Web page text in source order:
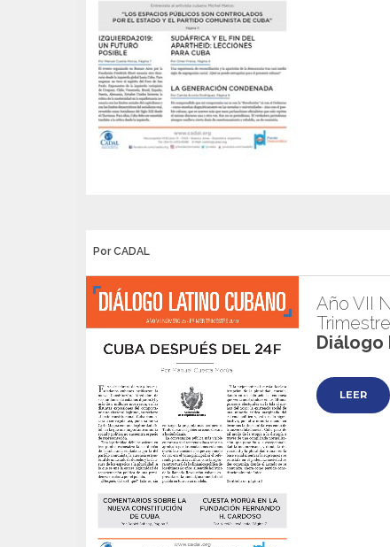
Por CADAL
Año VII
Diálogo
LEER